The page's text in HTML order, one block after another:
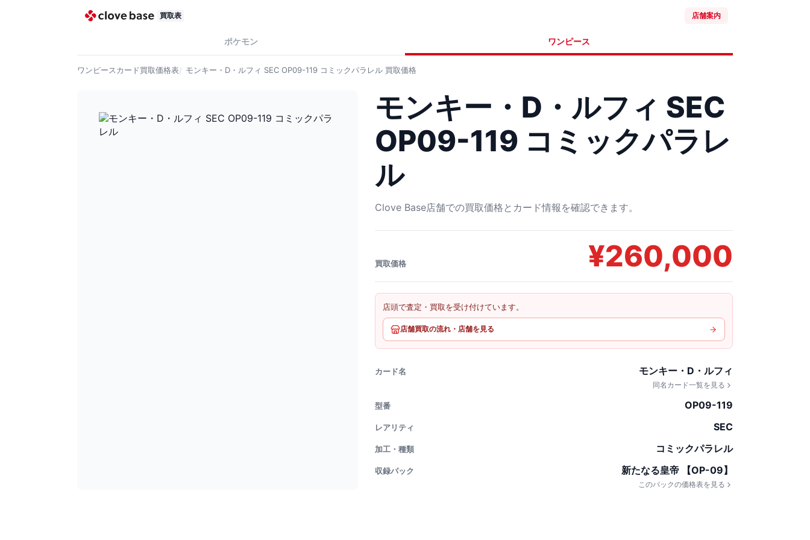
買取表 店舗案内
ポケモン ワンピース
ワンピースカード買取価格表 モンキー・D・ルフィ SEC OP09-119 コミックパラレル 買取価格
モンキー・D・ルフィ SEC
OP09-119 コミックパラレ
ル
Clove Base店舗での買取価格とカード情報を確認できます。
買取価格 ¥260,000
店頭で査定・買取を受け付けています。
店舗買取の流れ・店舗を見る
カード名 モンキー・D・ルフィ
同名カード一覧を見る
型番 OP09-119
レアリティ SEC
加工・種類 コミックパラレル
収録パック 新たなる皇帝 【OP-09】
このパックの価格表を見る